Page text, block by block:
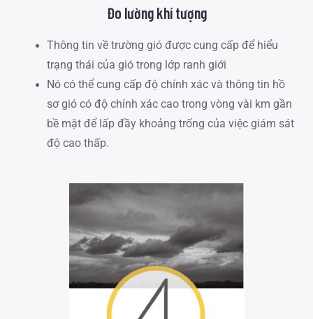
Đo lường khí tượng
Thông tin về trường gió được cung cấp để hiểu
trạng thái của gió trong lớp ranh giới
Nó có thể cung cấp độ chính xác và thông tin hồ
sơ gió có độ chính xác cao trong vòng vài km gần
bề mặt để lấp đầy khoảng trống của việc giám sát
độ cao thấp.